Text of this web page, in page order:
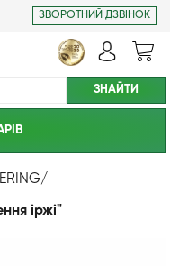
ЗВОРОТНИЙ ДЗВІНОК
/
іржі"